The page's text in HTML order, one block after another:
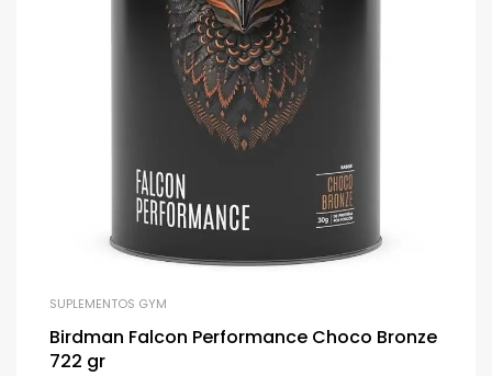
SUPLEMENTOS GYM
Birdman Falcon Performance Choco Bronze
722 gr